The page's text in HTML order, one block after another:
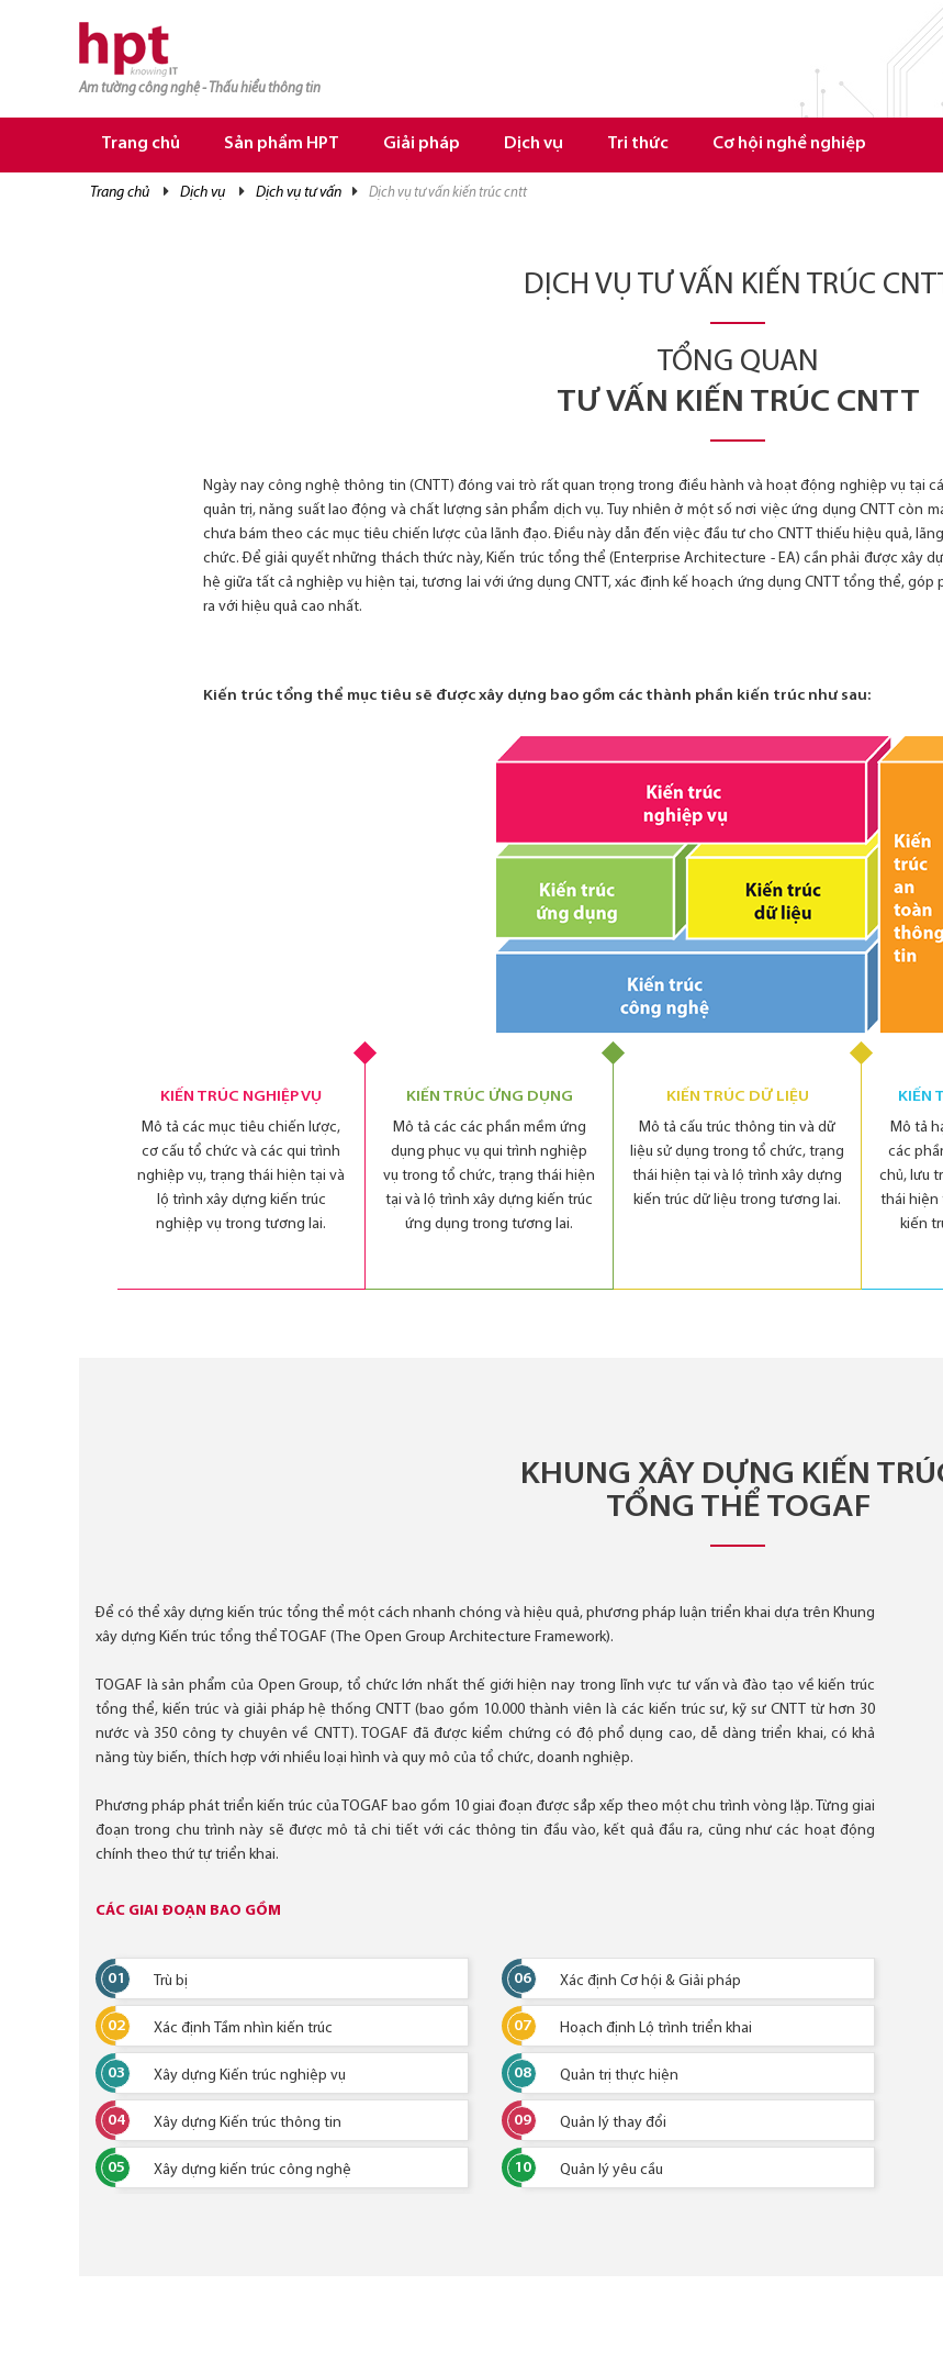
Am tường công nghệ - Thấu hiểu thông tin
Trang chủ Sản phẩm HPT Giải pháp Dịch vụ Tri thức Cơ hội nghề nghiệp
trang chủ dịch vụ dịch vụ tư vấn dịch vụ tư vấn kiến trúc cntt
DỊCH VỤ TƯ VẤN KIẾN TRÚC
TỔNG QUAN
TƯ VẤN KIẾN TRÚC CNTT
Ngày nay công nghệ thông tin (CNTT) đóng vai trò rất quan trọng trong điều hành và hoạt động nghiệp vụ tại
quản trị, năng suất lao động và chất lượng sản phẩm dịch vụ. Tuy nhiên ở một số nơi việc ứng dụng CNTT còn
chưa bám theo các mục tiêu chiến lược của lãnh đạo. Điều này dẫn đến việc đầu tư cho CNTT thiếu hiệu quả,
chức. Để giải quyết những thách thức này, Kiến trúc tổng thể (Enterprise Architecture - EA) cần phải được xây
hệ giữa tất cả nghiệp vụ hiện tại, tương lai với ứng dụng CNTT, xác định kế hoạch ứng dụng CNTT tổng thể,
ra với hiệu quả cao nhất.
Kiến trúc tổng thể mục tiêu sẽ được xây dựng bao gồm các thành phần kiến trúc như sau:
KIẾN TRÚC NGHIỆP VỤ
Mô tả các mục tiêu chiến lược,
cơ cấu tổ chức và các qui trình
nghiệp vụ, trạng thái hiện tại và
lộ trình xây dựng kiến trúc
nghiệp vụ trong tương lai.
KIẾN TRÚC ỨNG DỤNG
Mô tả các các phần mềm ứng
dụng phục vụ qui trình nghiệp
vụ trong tổ chức, trạng thái hiện
tại và lộ trình xây dựng kiến trúc
ứng dụng trong tương lai.
KIẾN TRÚC DỮ LIỆU
Mô tả cấu trúc thông tin và dữ
liệu sử dụng trong tổ chức, trạng
thái hiện tại và lộ trình xây dựng
kiến trúc dữ liệu trong tương lai.
KIẾN
Mô tả
các
chủ, lưu
thái hiện
kiến
KHUNG XÂY DỰNG KIẾN
TỔNG THỂ TOGAF
Để có thể xây dựng kiến trúc tổng thể một cách nhanh chóng và hiệu quả, phương pháp luận triển khai dựa trên Khung
xây dựng Kiến trúc tổng thể TOGAF (The Open Group Architecture Framework).
TOGAF là sản phẩm của Open Group, tổ chức lớn nhất thế giới hiện nay trong lĩnh vực tư vấn và đào tạo về kiến trúc
tổng thể, kiến trúc và giải pháp hệ thống CNTT (bao gồm 10.000 thành viên là các kiến trúc sư, kỹ sư CNTT từ hơn 30
nước và 350 công ty chuyên về CNTT). TOGAF đã được kiểm chứng có độ phổ dụng cao, dễ dàng triển khai, có khả
năng tùy biến, thích hợp với nhiều loại hình và quy mô của tổ chức, doanh nghiệp.
Phương pháp phát triển kiến trúc của TOGAF bao gồm 10 giai đoạn được sắp xếp theo một chu trình vòng lặp. Từng giai
đoạn trong chu trình này sẽ được mô tả chi tiết với các thông tin đầu vào, kết quả đầu ra, cũng như các hoạt động
chính theo thứ tự triển khai.
CÁC GIAI ĐOẠN BAO GỒM
01 Trù bị
02 Xác định Tầm nhìn kiến trúc
03 Xây dựng Kiến trúc nghiệp vụ
04 Xây dựng Kiến trúc thông tin
05 Xây dựng kiến trúc công nghệ
06 Xác định Cơ hội & Giải pháp
07 Hoạch định Lộ trình triển khai
08 Quản trị thực hiện
09 Quản lý thay đổi
10 Quản lý yêu cầu
TRANG CHỦ
TRANG CHỦ